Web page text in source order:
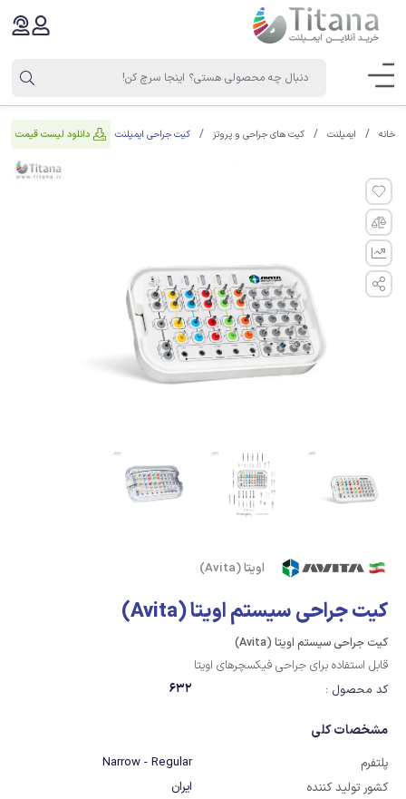
خانه ایمپلنت کیت های جراحی و پروتز کیت جراحی ایمپلنت دانلود لیست قیمت
اویتا (Avita)
کیت جراحی سیستم اویتا (Avita)
کیت جراحی سیستم اویتا (Avita)
قابل استفاده برای جراحی فیکسچرهای اویتا
کد محصول :
632
مشخصات کلی
پلتفرم
Narrow - Regular
کشور تولید کننده
ایران